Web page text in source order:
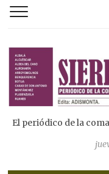
El periódico de la